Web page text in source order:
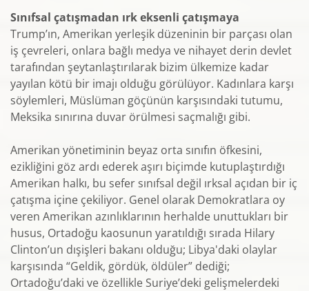
Sınıfsal çatışmadan ırk eksenli çatışmaya
Trump’ın, Amerikan yerleşik düzeninin bir parçası olan
iş çevreleri, onlara bağlı medya ve nihayet derin devlet
tarafından şeytanlaştırılarak bizim ülkemize kadar
yayılan kötü bir imajı olduğu görülüyor. Kadınlara karşı
söylemleri, Müslüman göçünün karşısındaki tutumu,
Meksika sınırına duvar örülmesi saçmalığı gibi.
Amerikan yönetiminin beyaz orta sınıfın öfkesini,
ezikliğini göz ardı ederek aşırı biçimde kutuplaştırdığı
Amerikan halkı, bu sefer sınıfsal değil ırksal açıdan bir iç
çatışma içine çekiliyor. Genel olarak Demokratlara oy
veren Amerikan azınlıklarının herhalde unuttukları bir
husus, Ortadoğu kaosunun yaratıldığı sırada Hilary
Clinton’un dışişleri bakanı olduğu; Libya'daki olaylar
karşısında “Geldik, gördük, öldüler” dediği;
Ortadoğu’daki ve özellikle Suriye’deki gelişmelerdeki